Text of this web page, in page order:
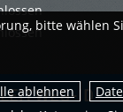
ID
bitte wählen